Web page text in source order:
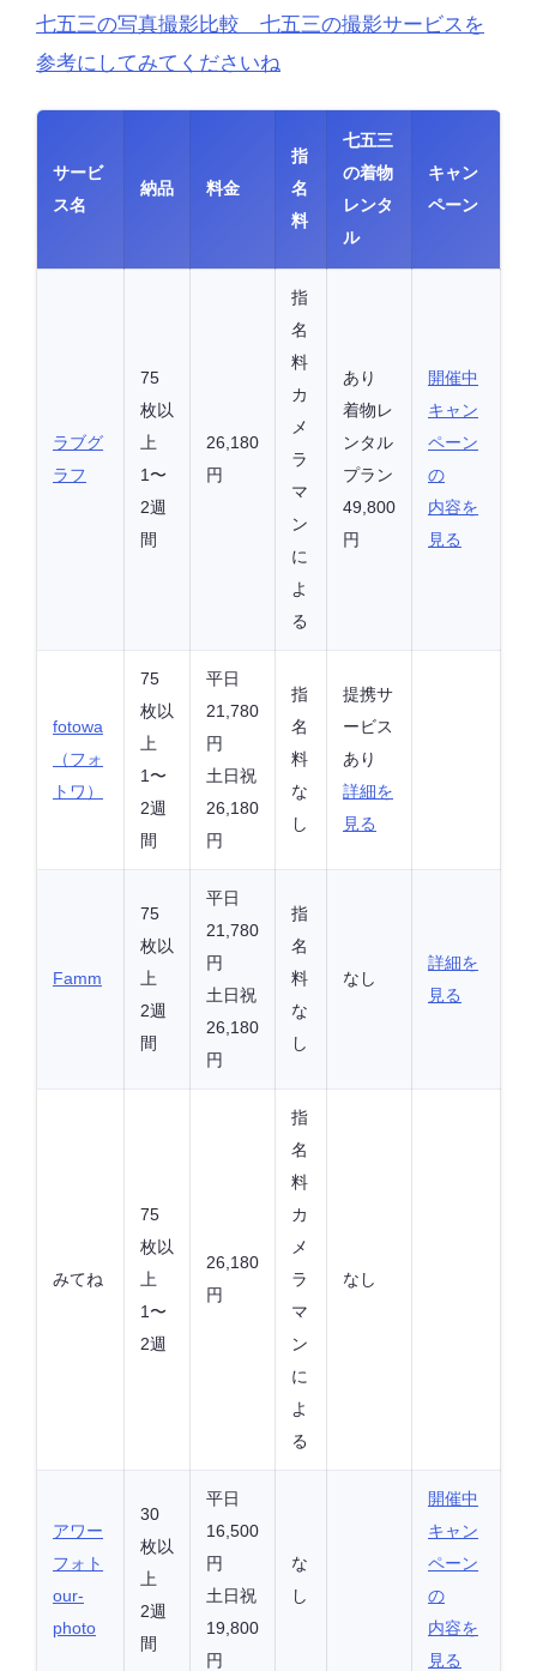
七五三の写真撮影比較 七五三の撮影サービスを
参考にしてみてくださいね
サービ
ス名
納品 料金
指
名
料
七五三
の着物
レンタ
ル
キャン
ペーン
ラブグ
ラフ
75
枚以
上
1〜
2週
間
26,180
円
指
名
料
カ
メ
ラ
マ
ン
に
よ
る
あり
着物レ
ンタル
プラン
49,800
円
開催中
キャン
ペーン
の
内容を
見る
fotowa
（フォ
トワ）
75
枚以
上
1〜
2週
間
平日
21,780
円
土日祝
26,180
円
指
名
料
な
し
提携サ
ービス
あり
詳細を
見る
Famm
75
枚以
上
2週
間
平日
21,780
円
土日祝
26,180
円
指
名
料
な
し
なし
詳細を
見る
みてね
75
枚以
上
1〜
2週
26,180
円
指
名
料
カ
メ
ラ
マ
ン
に
よ
る
なし
アワー
フォト
our-
photo
30
枚以
上
2週
間
平日
16,500
円
土日祝
19,800
円
な
し
開催中
キャン
ペーン
の
内容を
見る